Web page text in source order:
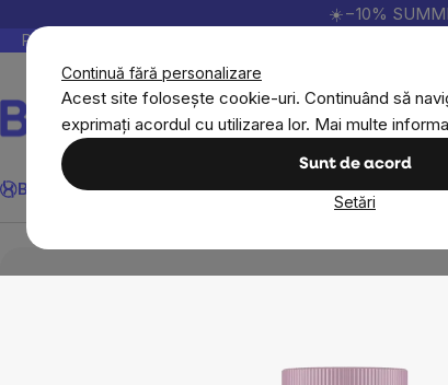
Continuă fără personalizare
Acest site folosește cookie-uri. Continuând să
exprimați acordul cu utilizarea lor. Mai multe
Sunt de acord
Setări
☀️−10%
Peste 200.000 de recenzii verificate
Căutare
BrainMax
SportImunitateFemeiBărbațiCopii
Gumii Mykind